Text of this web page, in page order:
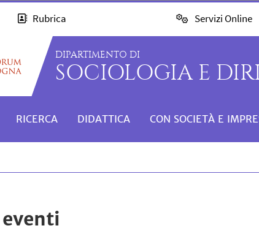
Rubrica Servizi Online
DIPARTIMENTO DI
SOCIOLOGIA E
RICERCA DIDATTICA CON SOCIETÀ E